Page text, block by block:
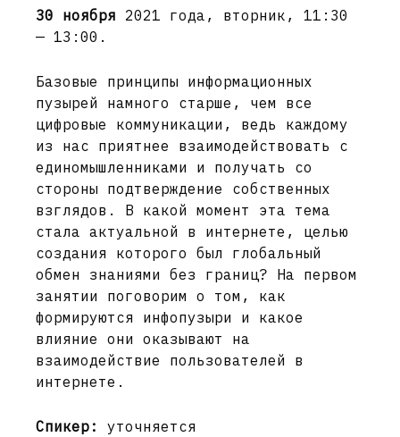
30 ноября 2021 года, вторник, 11:30
— 13:00.
Базовые принципы информационных
пузырей намного старше, чем все
цифровые коммуникации, ведь каждому
из нас приятнее взаимодействовать с
единомышленниками и получать со
стороны подтверждение собственных
взглядов. В какой момент эта тема
стала актуальной в интернете, целью
создания которого был глобальный
обмен знаниями без границ? На первом
занятии поговорим о том, как
формируются инфопузыри и какое
влияние они оказывают на
взаимодействие пользователей в
интернете.
Спикер: уточняется